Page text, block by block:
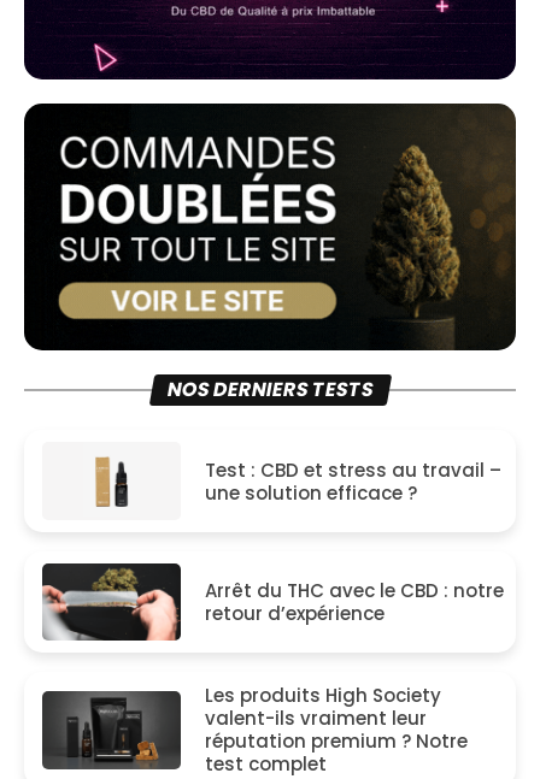
NOS DERNIERS TESTS
Test : CBD et stress au travail –
une solution efficace ?
Arrêt du THC avec le CBD : notre
retour d’expérience
Les produits High Society
valent-ils vraiment leur
réputation premium ? Notre
test complet